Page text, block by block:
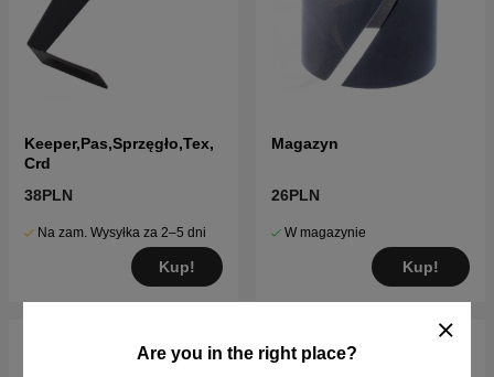
Are you in the right place?
Keeper,Pas,Sprzęgło,Tex,
Crd
38PLN
Na zam. Wysyłka za 2–5 dni
Kup!
Magazyn
26PLN
W magazynie
Kup!